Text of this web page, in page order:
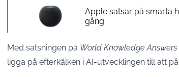
Apple satsar på smarta
gång
Med satsningen på World Knowledge Answers
ligga på efterkälken i AI-utvecklingen till att